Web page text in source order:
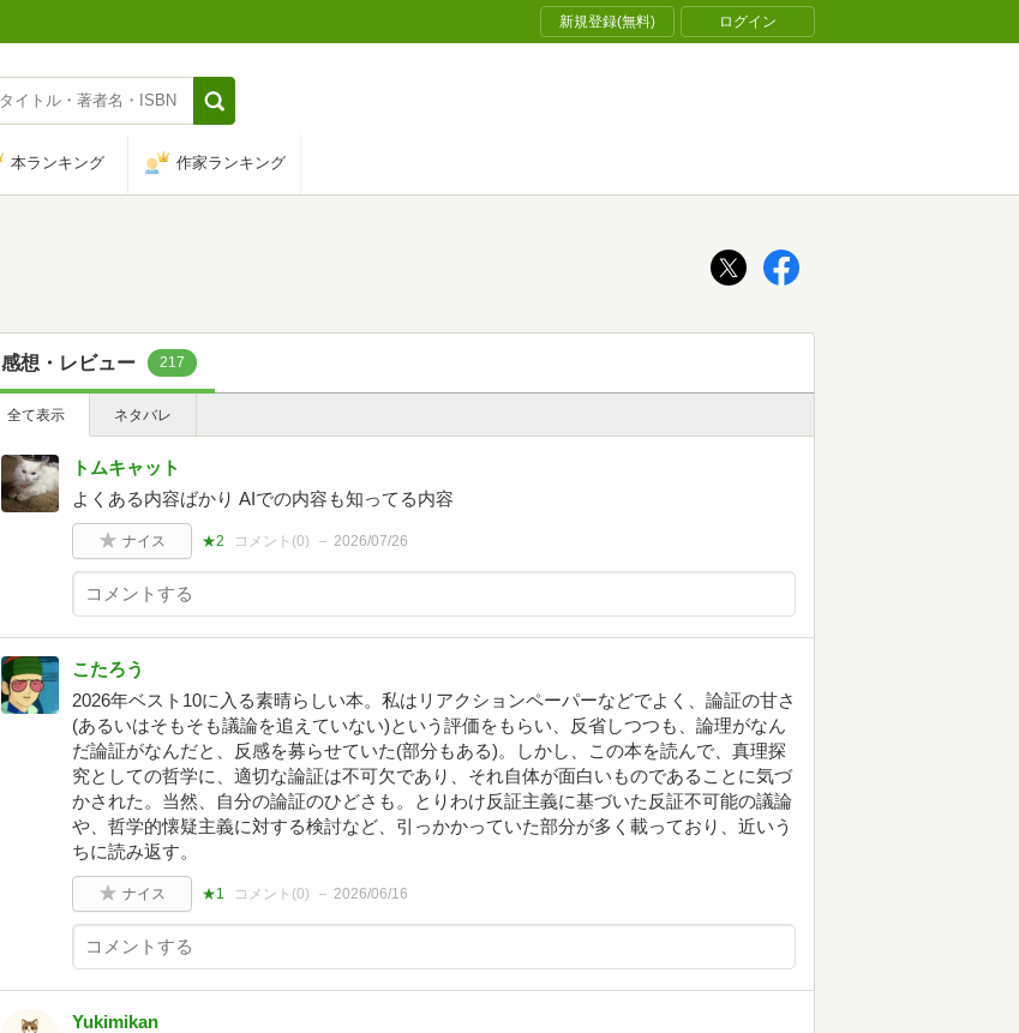
新規登録(無料) ログイン
本ランキング 作家ランキング
感想・レビュー 217
全て表示 ネタバレ
トムキャット
よくある内容ばかり AIでの内容も知ってる内容
ナイス ★2 コメント(0) 2026/07/26
こたろう
2026年ベスト10に入る素晴らしい本。私はリアクションペーパーなどでよく、論証の甘さ
(あるいはそもそも議論を追えていない)という評価をもらい、反省しつつも、論理がなん
だ論証がなんだと、反感を募らせていた(部分もある)。しかし、この本を読んで、真理探
究としての哲学に、適切な論証は不可欠であり、それ自体が面白いものであることに気づ
かされた。当然、自分の論証のひどさも。とりわけ反証主義に基づいた反証不可能の議論
や、哲学的懐疑主義に対する検討など、引っかかっていた部分が多く載っており、近いう
ちに読み返す。
ナイス ★1 コメント(0) 2026/06/16
Yukimikan